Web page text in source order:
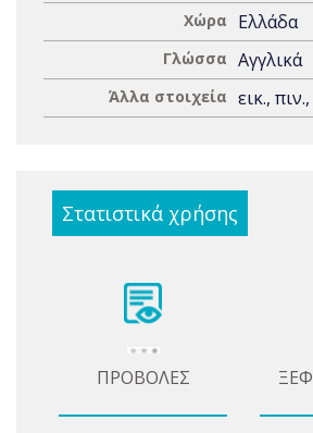
Χώρα Ελλάδα
Γλώσσα Αγγλικά
Άλλα στοιχεία εικ.,
Στατιστικά χρήσης
ΠΡΟΒΟΛΕΣ